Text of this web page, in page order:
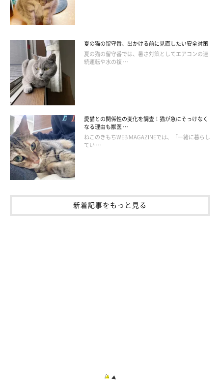
猫の欲求不満を解消して好奇心を満たすことで、ストレスを忘れ
普段は入れない部屋や押し入れを開放して、猫に思う存分探索さ
せてあげましょう。ワクワクすることで、猫は発情期のモヤモヤ
が忘れられるかもしれません。
夏の猫の留守番、出かける前に見直したい安全対策
夏の猫の留守番では、暑さ対策としてエアコンの連
続運転や水の複 …
愛猫との関係性の変化を調査！猫が急にそっけなく
なる理由も獣医 …
ねこのきもちWEB MAGAZINEでは、「一緒に暮らし
てい …
新着記事をもっと見る